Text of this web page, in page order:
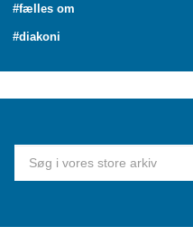
#fælles om
#diakoni